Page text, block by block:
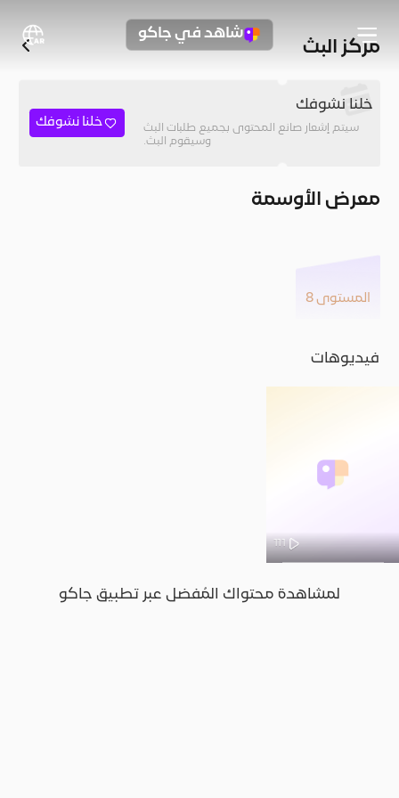
شاهد في جاكو
مركز البث
خلنا نشوفك
سيتم إشعار صانع المحتوى بجميع طلبات البث
وسيقوم البث.
خلنا نشوفك
معرض الأوسمة
المستوى 8
فيديوهات
لمشاهدة محتواك المُفضل عبر تطبيق جاكو